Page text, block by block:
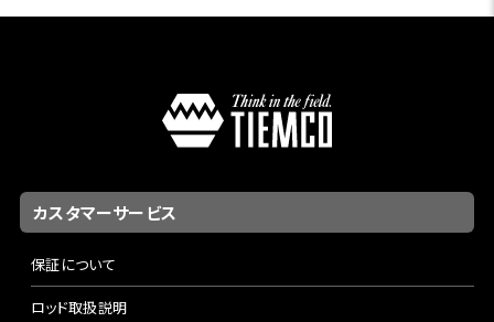
カスタマーサービス
保証について
ロッド取扱説明